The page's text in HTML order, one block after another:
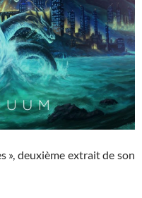
», deuxième extrait de son